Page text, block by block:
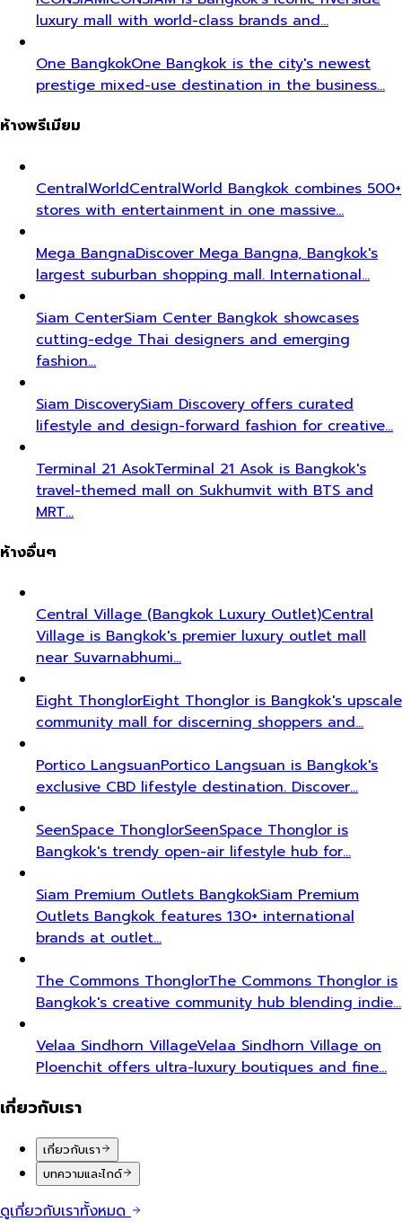
luxury mall with world-class brands and…
One BangkokOne Bangkok is the city's newest
prestige mixed-use destination in the business…
ห้างพรีเมียม
CentralWorldCentralWorld Bangkok combines 500+
stores with entertainment in one massive…
Mega BangnaDiscover Mega Bangna, Bangkok's
largest suburban shopping mall. International…
Siam CenterSiam Center Bangkok showcases
cutting-edge Thai designers and emerging
fashion…
Siam DiscoverySiam Discovery offers curated
lifestyle and design-forward fashion for creative…
Terminal 21 AsokTerminal 21 Asok is Bangkok's
travel-themed mall on Sukhumvit with BTS and
MRT…
ห้างอื่นๆ
Central Village (Bangkok Luxury Outlet)Central
Village is Bangkok's premier luxury outlet mall
near Suvarnabhumi…
Eight ThonglorEight Thonglor is Bangkok's upscale
community mall for discerning shoppers and…
Portico LangsuanPortico Langsuan is Bangkok's
exclusive CBD lifestyle destination. Discover…
SeenSpace ThonglorSeenSpace Thonglor is
Bangkok's trendy open-air lifestyle hub for…
Siam Premium Outlets BangkokSiam Premium
Outlets Bangkok features 130+ international
brands at outlet…
The Commons ThonglorThe Commons Thonglor is
Bangkok's creative community hub blending indie…
Velaa Sindhorn VillageVelaa Sindhorn Village on
Ploenchit offers ultra-luxury boutiques and fine…
เกี่ยวกับเรา
เกี่ยวกับเรา
บทความและไกด์
ดูเกี่ยวกับเราทั้งหมด